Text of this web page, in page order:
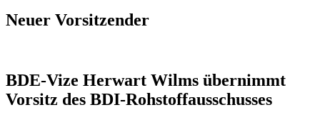
Neuer Vorsitzender
BDE-Vize Herwart Wilms übernimmt
Vorsitz des BDI-Rohstoffausschusses